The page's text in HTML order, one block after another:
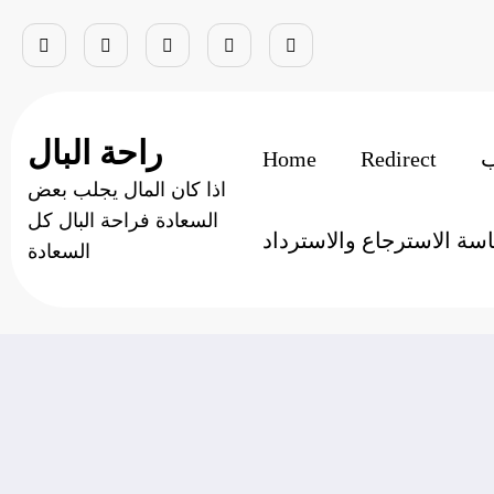
content
راحة البال
اذا كان المال يجلب بعض
السعادة فراحة البال كل
السعادة
Home Redirect
الاسترجاع والاستردادالحرب الباردة